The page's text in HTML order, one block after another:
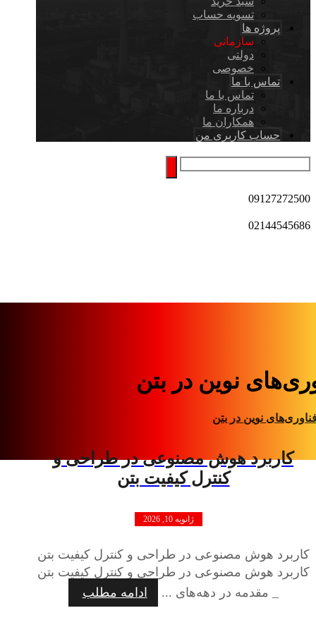
تسویه حساب
پروژه ها
سازمانی
دولتی
خصوصی
تماس با ما
تماس با ما
درباره ما
همکاران ما
حساب کاربری من
09127272500
02144545686
نوین در بتن
نوین در بتن
کاربرد هوش مصنوعی در طراحی و
کنترل کیفیت بتن
ژانویه 10, 2026
کاربرد هوش مصنوعی در طراحی و کنترل کیفیت بتن
کاربرد هوش مصنوعی در طراحی و کنترل کیفیت بتن
_ مقدمه در دهه‌های ...
ادامه مطلب